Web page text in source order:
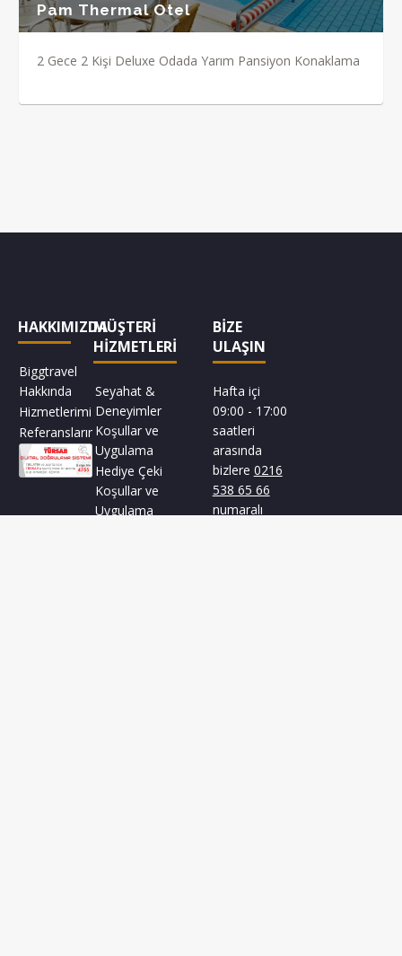
Pam Thermal Otel
2 Gece 2 Kişi Deluxe Odada Yarım Pansiyon Konaklama
HAKKIMIZDA
Biggtravel
Hakkında
Hizmetlerimiz
Referanslarımız
MÜŞTERİ
HİZMETLERİ
Seyahat &
Deneyimler
Koşullar ve
Uygulama
Hediye Çeki
Koşullar ve
Uygulama
BİZE
ULAŞIN
Hafta içi
09:00 - 17:00
saatleri
arasında
bizlere 0216
538 65 66
numaralı